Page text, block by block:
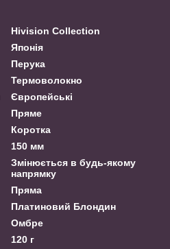
Hivision Collection
Японія
Перука
Термоволокно
Європейські
Пряме
Коротка
150 мм
Змінюється в будь-якому
напрямку
Пряма
Платиновий Блондин
Омбре
120 г